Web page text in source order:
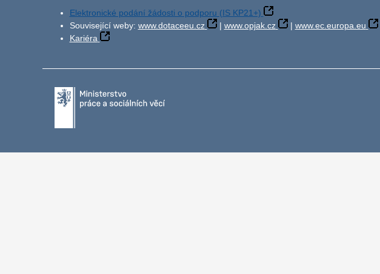
Elektronické podání žádosti o podporu (IS KP21+)
Související weby: www.dotaceeu.cz | www.opjak.cz | www.ec.europa.eu
Kariéra